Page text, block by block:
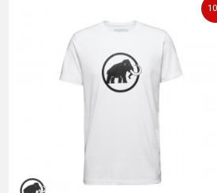
POŠALJI
10